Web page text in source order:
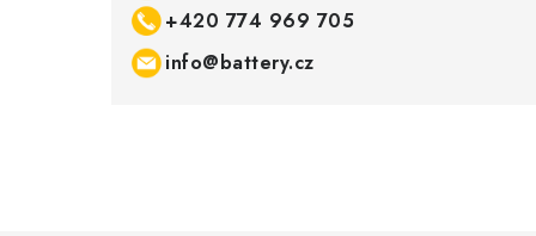
+420 774 969 705
info@battery.cz